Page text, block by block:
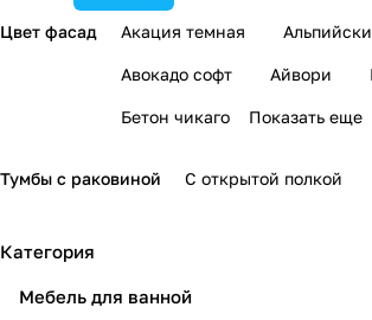
Цвет фасад Акация темная
Авокадо софт Айвори
Бетон чикаго Показать еще
Тумбы с раковиной С открытой полкой
Категория
Мебель для ванной